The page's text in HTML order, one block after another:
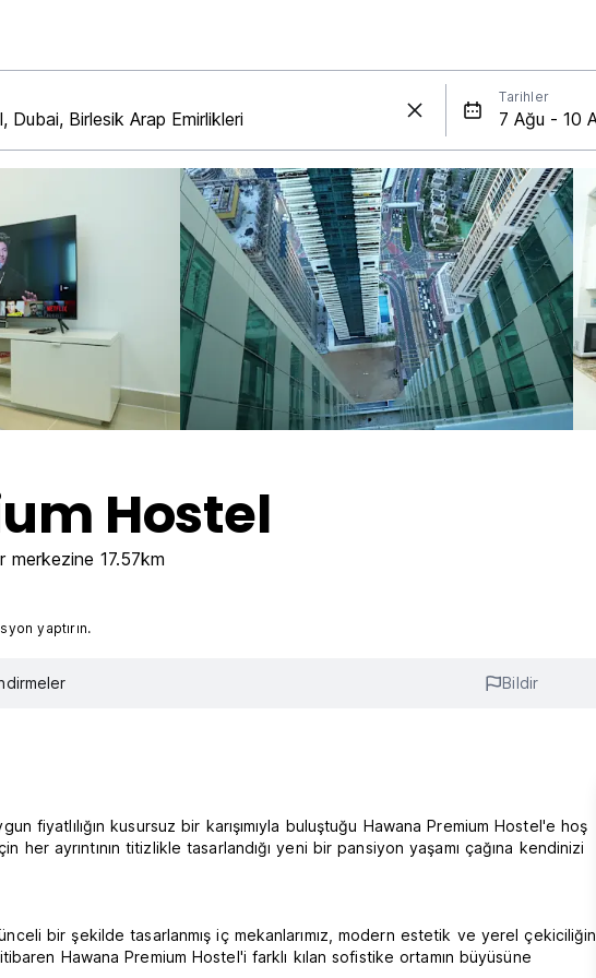
Tarihler
Hostel
merkezine 17.57km
yaptırın.
Bildir
fiyatlılığın kusursuz bir karışımıyla buluştuğu Hawana Premium Hostel'e hoş
ayrıntının titizlikle tasarlandığı yeni bir pansiyon yaşamı çağına kendinizi
bir şekilde tasarlanmış iç mekanlarımız, modern estetik ve yerel çekiciliğin
Hawana Premium Hostel'i farklı kılan sofistike ortamın büyüsüne